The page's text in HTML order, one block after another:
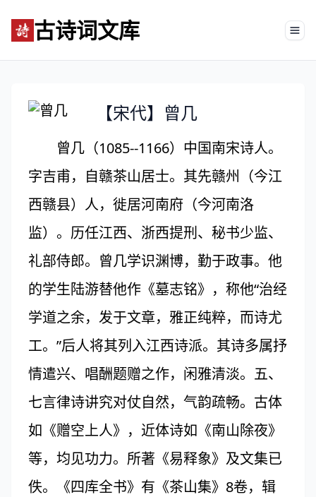
古诗词文库
【宋代】曾几
曾几（1085--1166）中国南宋诗人。
字吉甫，自赣茶山居士。其先赣州（今江
西赣县）人，徙居河南府（今河南洛
监）。历任江西、浙西提刑、秘书少监、
礼部侍郎。曾几学识渊博，勤于政事。他
的学生陆游替他作《墓志铭》，称他“治经
学道之余，发于文章，雅正纯粹，而诗尤
工。”后人将其列入江西诗派。其诗多属抒
情遣兴、唱酬题赠之作，闲雅清淡。五、
七言律诗讲究对仗自然，气韵疏畅。古体
如《赠空上人》，近体诗如《南山除夜》
等，均见功力。所著《易释象》及文集已
佚。《四库全书》有《茶山集》8卷，辑